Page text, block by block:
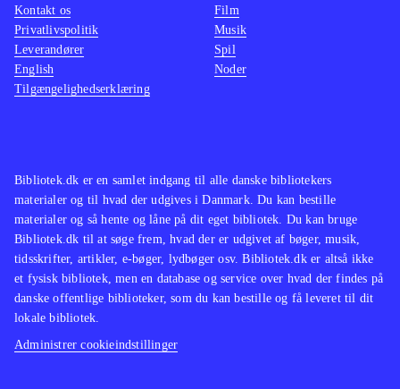
Bibliotek.dk er en samlet indgang til alle danske bibliotekers
materialer og til hvad der udgives i Danmark. Du kan bestille
materialer og så hente og låne på dit eget bibliotek. Du kan bruge
Bibliotek.dk til at søge frem, hvad der er udgivet af bøger, musik,
tidsskrifter, artikler, e-bøger, lydbøger osv. Bibliotek.dk er altså ikke
et fysisk bibliotek, men en database og service over hvad der findes på
danske offentlige biblioteker, som du kan bestille og få leveret til dit
lokale bibliotek.
Administrer cookieindstillinger
Kontakt os
Privatlivspolitik
Leverandører
English
Tilgængelighedserklæring
Film
Musik
Spil
Noder